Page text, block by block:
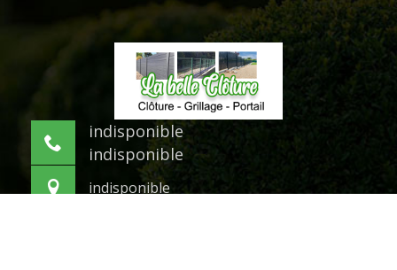
indisponible
indisponible
indisponible